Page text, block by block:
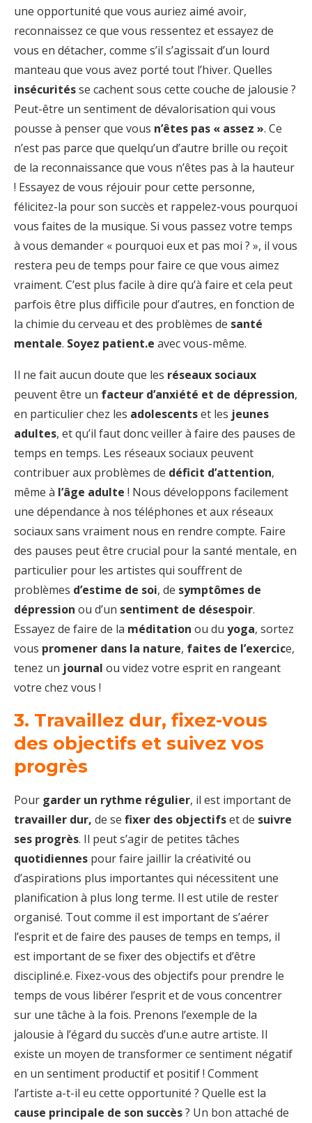
une opportunité que vous auriez aimé avoir,
reconnaissez ce que vous ressentez et essayez de
vous en détacher, comme s’il s’agissait d’un lourd
manteau que vous avez porté tout l’hiver. Quelles
insécuritésse cachent sous cette couche de jalousie ?
Peut-être un sentiment de dévalorisation qui vous
pousse à penser que vous n’êtes pas « assez ». Ce
n’est pas parce que quelqu’un d’autre brille ou reçoit
de la reconnaissance que vous n’êtes pas à la hauteur
! Essayez de vous réjouir pour cette personne,
félicitez-la pour son succès et rappelez-vous pourquoi
vous faites de la musique. Si vous passez votre temps
à vous demander « pourquoi eux et pas moi ? », il vous
restera peu de temps pour faire ce que vous aimez
vraiment. C’est plus facile à dire qu’à faire et cela peut
parfois être plus difficile pour d’autres, en fonction de
la chimie du cerveau et des problèmes de santé
mentale. Soyez patient.e avec vous-même.
Il ne fait aucun doute que les réseaux sociaux
peuvent être un facteur d’anxiété et de dépression,
en particulier chez les adolescentset les jeunes
adultes, et qu’il faut donc veiller à faire des pauses de
temps en temps. Les réseaux sociaux peuvent
contribuer aux problèmes de déficit d’attention,
même à l’âge adulte ! Nous développons facilement
une dépendance à nos téléphones et aux réseaux
sociaux sans vraiment nous en rendre compte. Faire
des pauses peut être crucial pour la santé mentale, en
particulier pour les artistes qui souffrent de
problèmes d’estime de soi, de symptômes de
dépression ou d’un sentiment de désespoir.
Essayez de faire de la méditation ou du yoga, sortez
vous promener dans la nature, faites de l’exercice,
tenez un journal ou videz votre esprit en rangeant
votre chez vous !
3. Travaillez dur, fixez-vous
des objectifs et suivez vos
progrès
Pour garder un rythme régulier, il est important de
travailler dur, de se fixer des objectifset de suivre
ses progrès. Il peut s’agir de petites tâches
quotidiennes pour faire jaillir la créativité ou
d’aspirations plus importantes qui nécessitent une
planification à plus long terme. Il est utile de rester
organisé. Tout comme il est important de s’aérer
l’esprit et de faire des pauses de temps en temps, il
est important de se fixer des objectifs et d’être
discipliné.e. Fixez-vous des objectifs pour prendre le
temps de vous libérer l’esprit et de vous concentrer
sur une tâche à la fois. Prenons l’exemple de la
jalousie à l’égard du succès d’un.e autre artiste. Il
existe un moyen de transformer ce sentiment négatif
en un sentiment productif et positif ! Comment
l’artiste a-t-il eu cette opportunité ? Quelle est la
cause principale de son succès? Un bon attaché de